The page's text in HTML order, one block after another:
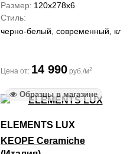
Размер 120x278x6
Стиль
черно-белый, современный,
Цена от: 14 990 руб./м2
Образцы в магазине
ELEMENTS LUX
KEOPE Ceramiche